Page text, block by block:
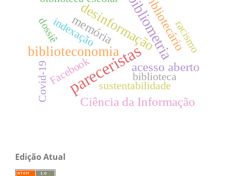
pareceristas
bibliometria
desinformação
biblioteconomia
Ciência da Informação
acesso aberto
bibliotecário
memória
Facebook
racismo
biblioteca
sustentabilidade
indexação
Covid-19
dossiê
Edição Atual